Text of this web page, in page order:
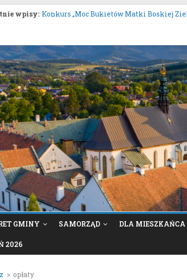
wpisy: Konkurs „Moc Bukietów Matki Boskiej
Konsultacje społeczne dotyczące zmiany
Uproszczona oferta realizacji zadania
GMINY SAMORZĄD DLA MIESZKAŃCA
2026
> opłaty